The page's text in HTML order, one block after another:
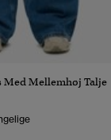
Med Mellemhøj Talje